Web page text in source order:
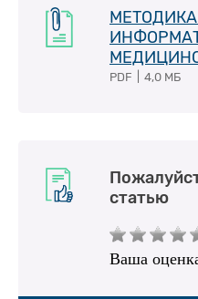
PDF 4,0 МБ
статью
Ваша